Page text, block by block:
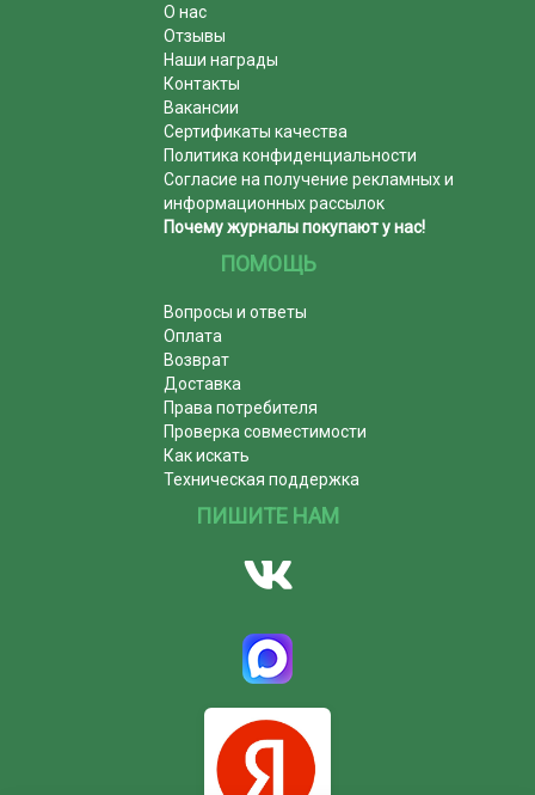
О нас
Отзывы
Наши награды
Контакты
Вакансии
Сертификаты качества
Политика конфиденциальности
Согласие на получение рекламных и
информационных рассылок
Почему журналы покупают у нас!
ПОМОЩЬ
Вопросы и ответы
Оплата
Возврат
Доставка
Права потребителя
Проверка совместимости
Как искать
Техническая поддержка
ПИШИТЕ НАМ